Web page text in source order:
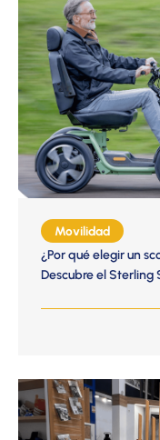
Movilidad
¿Por qué elegir un
Descubre el Sterling